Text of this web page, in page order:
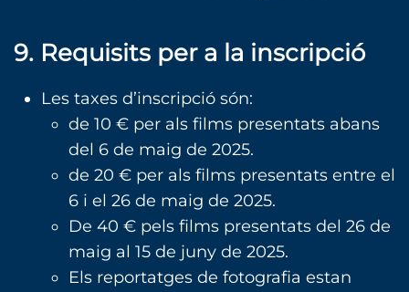
9. Requisits per a la inscripció
Les taxes d’inscripció són:
de 10 € per als films presentats abans
del 6 de maig de 2025.
de 20 € per als films presentats entre el
6 i el 26 de maig de 2025.
De 40 € pels films presentats del 26 de
maig al 15 de juny de 2025.
Els reportatges de fotografia estan